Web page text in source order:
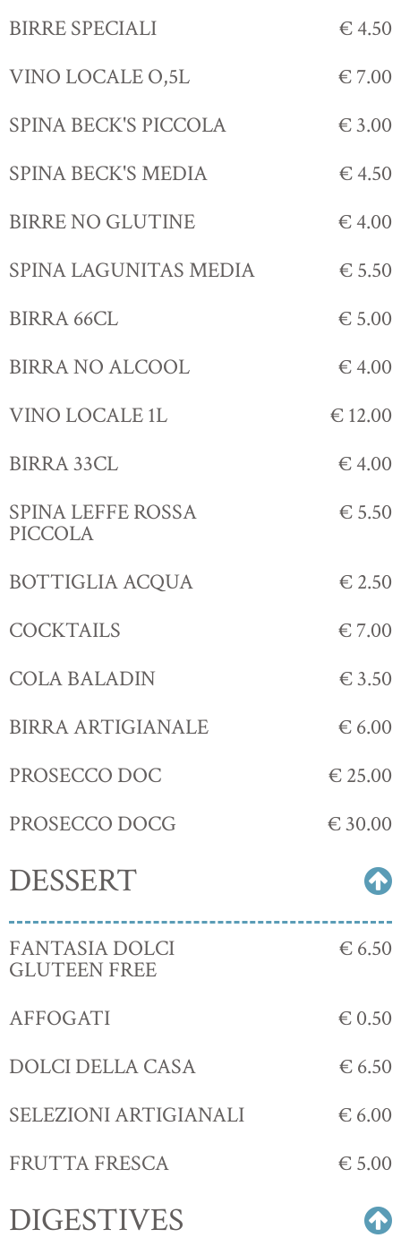
BIRRE SPECIALI
€ 4.50
VINO LOCALE O,5L
€ 7.00
SPINA BECK'S PICCOLA
€ 3.00
SPINA BECK'S MEDIA
€ 4.50
BIRRE NO GLUTINE
€ 4.00
SPINA LAGUNITAS MEDIA
€ 5.50
BIRRA 66CL
€ 5.00
BIRRA NO ALCOOL
€ 4.00
VINO LOCALE 1L
€ 12.00
BIRRA 33CL
€ 4.00
SPINA LEFFE ROSSA
PICCOLA
€ 5.50
BOTTIGLIA ACQUA
€ 2.50
COCKTAILS
€ 7.00
COLA BALADIN
€ 3.50
BIRRA ARTIGIANALE
€ 6.00
PROSECCO DOC
€ 25.00
PROSECCO DOCG
€ 30.00
DESSERT
FANTASIA DOLCI
GLUTEEN FREE
€ 6.50
AFFOGATI
€ 0.50
DOLCI DELLA CASA
€ 6.50
SELEZIONI ARTIGIANALI
€ 6.00
FRUTTA FRESCA
€ 5.00
DIGESTIVES